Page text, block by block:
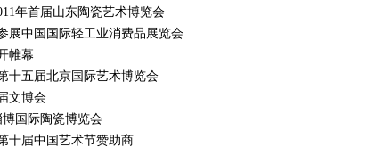
年首届山东陶瓷艺术博览会
展中国国际轻工业消费品展览会
帷幕
十五届北京国际艺术博览会
文博会
博国际陶瓷博览会
十届中国艺术节赞助商